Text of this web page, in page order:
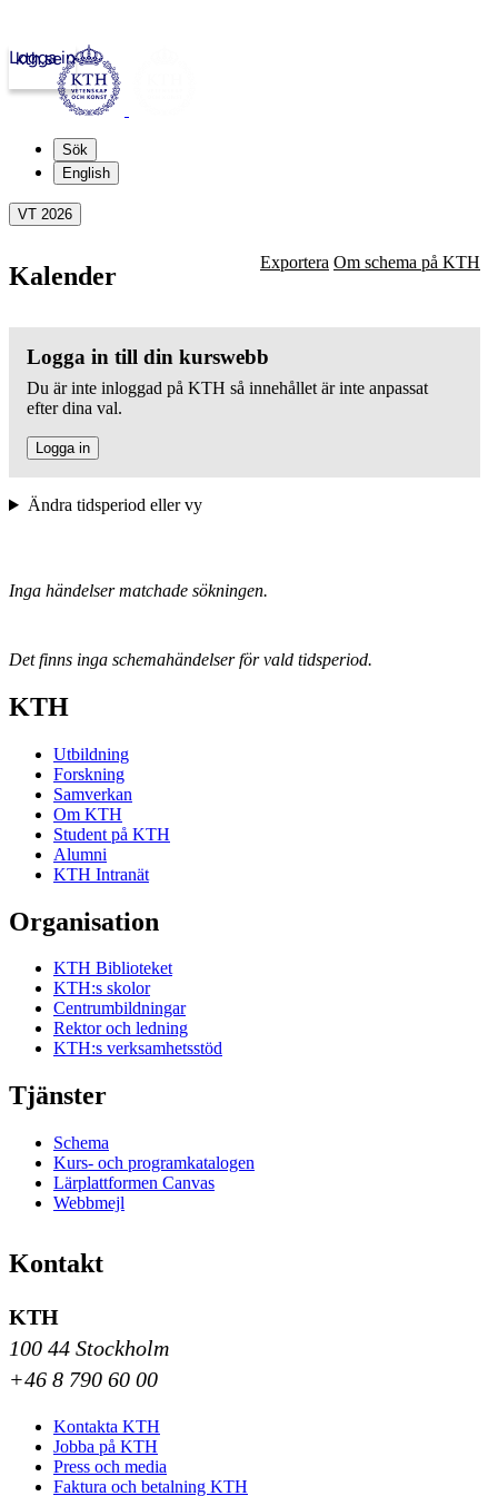
kth.se
Logga in
Sök
English
VT 2026
Kalender Exportera Om schema på KTH
Logga in till din kurswebb
Du är inte inloggad på KTH så innehållet är inte anpassat
efter dina val.
Logga in
Ändra tidsperiod eller vy
Inga händelser matchade sökningen.
Det finns inga schemahändelser för vald tidsperiod.
KTH
Utbildning
Forskning
Samverkan
Om KTH
Student på KTH
Alumni
KTH Intranät
Organisation
KTH Biblioteket
KTH:s skolor
Centrumbildningar
Rektor och ledning
KTH:s verksamhetsstöd
Tjänster
Schema
Kurs- och programkatalogen
Lärplattformen Canvas
Webbmejl
Kontakt
KTH
100 44 Stockholm
+46 8 790 60 00
Kontakta KTH
Jobba på KTH
Press och media
Faktura och betalning KTH